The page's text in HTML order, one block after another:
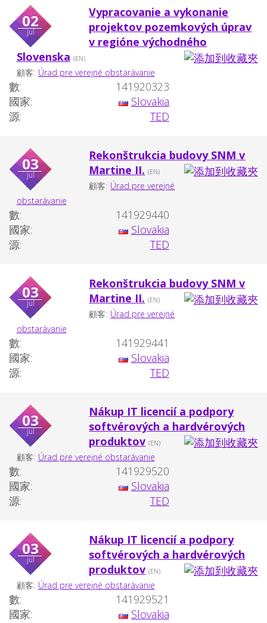
02
jul
Vypracovanie a vykonanie
projektov pozemkových úprav
v regióne východného
Slovenska (EN)
顧客: Úrad pre verejné obstarávanie
數:
141920323
國家:
Slovakia
源:
TED
03
jul
Rekonštrukcia budovy SNM v
Martine II. (EN)
顧客: Úrad pre verejné
obstarávanie
數:
141929440
國家:
Slovakia
源:
TED
03
jul
Rekonštrukcia budovy SNM v
Martine II. (EN)
顧客: Úrad pre verejné
obstarávanie
數:
141929441
國家:
Slovakia
源:
TED
03
jul
Nákup IT licencií a podpory
softvérových a hardvérových
produktov (EN)
顧客: Úrad pre verejné obstarávanie
數:
141929520
國家:
Slovakia
源:
TED
03
jul
Nákup IT licencií a podpory
softvérových a hardvérových
produktov (EN)
顧客: Úrad pre verejné obstarávanie
數:
141929521
國家:
Slovakia